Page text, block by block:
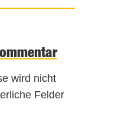
wird nicht
Felder